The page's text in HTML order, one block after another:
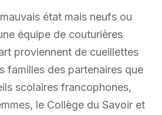
état mais neufs ou
équipe de couturières
proviennent de cueillettes
familles des partenaires que
scolaires francophones,
le Collège du Savoir et